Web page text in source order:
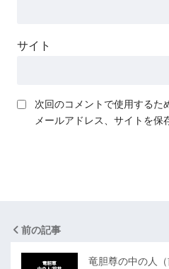
サイト
次回のコメントで使用するた
メールアドレス、サイトを保
前の記事
竜胆尊の中の人